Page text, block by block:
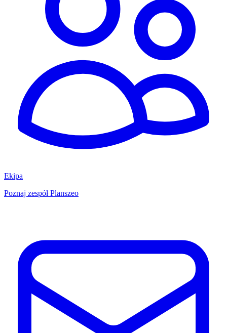
Ekipa
Poznaj zespół Planszeo